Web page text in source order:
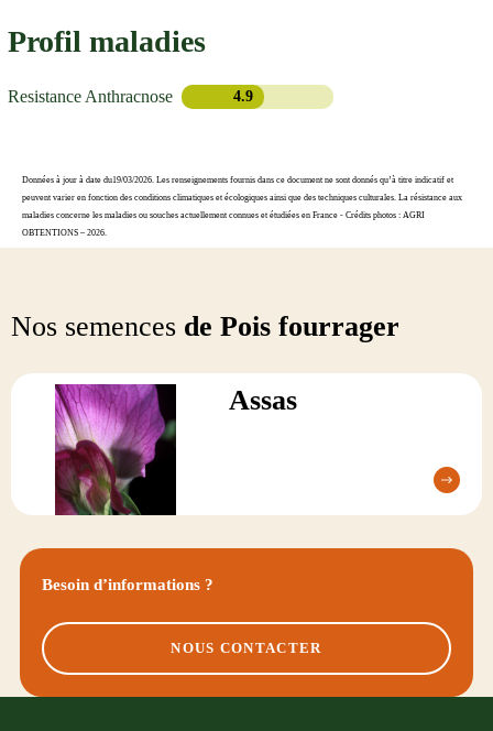
Profil maladies
Resistance Anthracnose 4.9
Données à jour à date du19/03/2026. Les renseignements fournis dans ce document ne sont donnés qu’à titre indicatif et
peuvent varier en fonction des conditions climatiques et écologiques ainsi que des techniques culturales. La résistance aux
maladies concerne les maladies ou souches actuellement connues et étudiées en France - Crédits photos : AGRI
OBTENTIONS – 2026.
Nos semences de Pois fourrager
Assas
Besoin d’informations ?
NOUS CONTACTER